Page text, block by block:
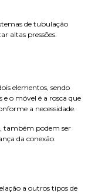
de tubulação
altas pressões.
elementos, sendo
o móvel é a rosca que
a necessidade.
também podem ser
da conexão.
a outros tipos de